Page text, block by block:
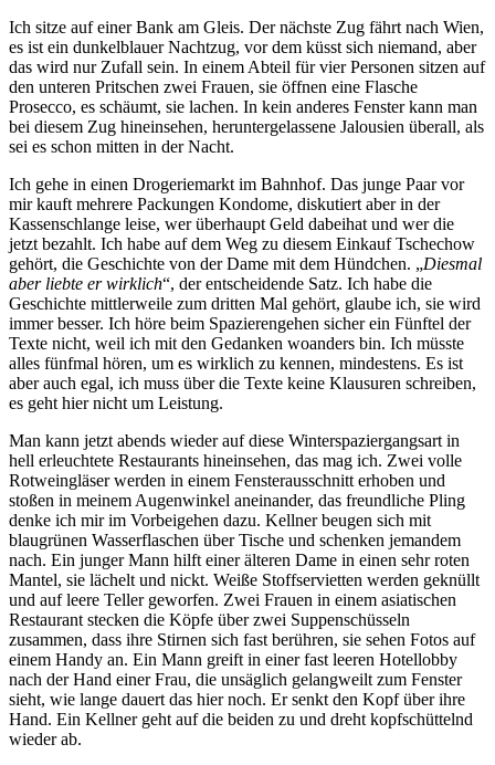
Ich sitze auf einer Bank am Gleis. Der nächste Zug fährt nach Wien,
es ist ein dunkelblauer Nachtzug, vor dem küsst sich niemand, aber
das wird nur Zufall sein. In einem Abteil für vier Personen sitzen auf
den unteren Pritschen zwei Frauen, sie öffnen eine Flasche
Prosecco, es schäumt, sie lachen. In kein anderes Fenster kann man
bei diesem Zug hineinsehen, heruntergelassene Jalousien überall, als
sei es schon mitten in der Nacht.
Ich gehe in einen Drogeriemarkt im Bahnhof. Das junge Paar vor
mir kauft mehrere Packungen Kondome, diskutiert aber in der
Kassenschlange leise, wer überhaupt Geld dabeihat und wer die
jetzt bezahlt. Ich habe auf dem Weg zu diesem Einkauf Tschechow
gehört, die Geschichte von der Dame mit dem Hündchen. „Diesmal
aber liebte er wirklich“, der entscheidende Satz. Ich habe die
Geschichte mittlerweile zum dritten Mal gehört, glaube ich, sie wird
immer besser. Ich höre beim Spazierengehen sicher ein Fünftel der
Texte nicht, weil ich mit den Gedanken woanders bin. Ich müsste
alles fünfmal hören, um es wirklich zu kennen, mindestens. Es ist
aber auch egal, ich muss über die Texte keine Klausuren schreiben,
es geht hier nicht um Leistung.
Man kann jetzt abends wieder auf diese Winterspaziergangsart in
hell erleuchtete Restaurants hineinsehen, das mag ich. Zwei volle
Rotweingläser werden in einem Fensterausschnitt erhoben und
stoßen in meinem Augenwinkel aneinander, das freundliche Pling
denke ich mir im Vorbeigehen dazu. Kellner beugen sich mit
blaugrünen Wasserflaschen über Tische und schenken jemandem
nach. Ein junger Mann hilft einer älteren Dame in einen sehr roten
Mantel, sie lächelt und nickt. Weiße Stoffservietten werden geknüllt
und auf leere Teller geworfen. Zwei Frauen in einem asiatischen
Restaurant stecken die Köpfe über zwei Suppenschüsseln
zusammen, dass ihre Stirnen sich fast berühren, sie sehen Fotos auf
einem Handy an. Ein Mann greift in einer fast leeren Hotellobby
nach der Hand einer Frau, die unsäglich gelangweilt zum Fenster
sieht, wie lange dauert das hier noch. Er senkt den Kopf über ihre
Hand. Ein Kellner geht auf die beiden zu und dreht kopfschüttelnd
wieder ab.